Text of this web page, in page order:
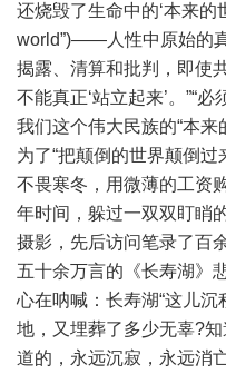
还烧毁了生命中的‘本来的
world”)——人性中原始的
揭露、清算和批判，即使
不能真正‘站立起来’。”“
我们这个伟大民族的“本来
为了“把颠倒的世界颠倒
不畏寒冬，用微薄的工资
年时间，躲过一双双盯睄
摄影，先后访问笔录了百
五十余万言的《长寿湖》
心在呐喊：长寿湖“这儿
地，又埋葬了多少无辜?
道的，永远沉寂，永远消